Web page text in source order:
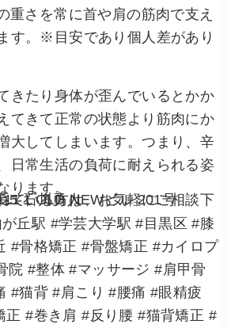
重さを常に首や肩の筋肉で支え
す。※目安であり個人差があり
きたり身体が歪んでいるとかか
てきて正常の状態より筋肉にか
大してしまいます。つまり、辛
日常生活の負荷に耐えられる姿
ります。
石川勇人
5-1 OLD NEWビル 201号
丘駅 #学芸大学駅 #目黒区 #膝
#骨格矯正 #骨盤矯正 #カイロプ
院 #整体 #マッサージ #肩甲骨
#猫背 #肩こり #腰痛 #眼精疲
正 #巻き肩 #反り腰 #猫背矯正 #